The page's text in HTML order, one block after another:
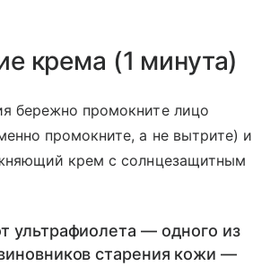
крема (1 минута)
бережно промокните лицо
промокните, а не вытрите) и
крем с солнцезащитным
ультрафиолета — одного из
старения кожи —